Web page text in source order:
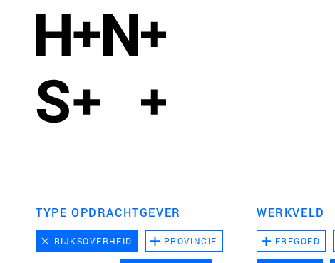
TYPE OPDRACHTGEVER
RIJKSOVERHEID PROVINCIE
WERKVELD
ERFGOED